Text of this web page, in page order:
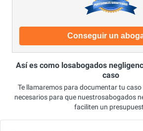
Conseguir un
Así es como losabogados
caso
Te llamaremos para documentar tu
necesarios para que nuestrosabogados
faciliten un